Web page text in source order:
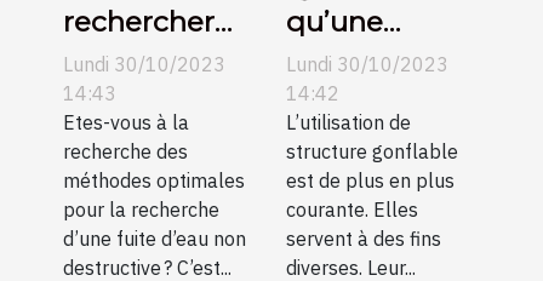
rechercher
une fuite
d’eau non
destructive ?
Lundi 30/10/2023
14:43
Etes-vous à la
recherche des
méthodes optimales
pour la recherche
d’une fuite d’eau non
destructive ? C’est...
qu’une
structure
gonflable ?
Lundi 30/10/2023
14:42
L’utilisation de
structure gonflable
est de plus en plus
courante. Elles
servent à des fins
diverses. Leur...